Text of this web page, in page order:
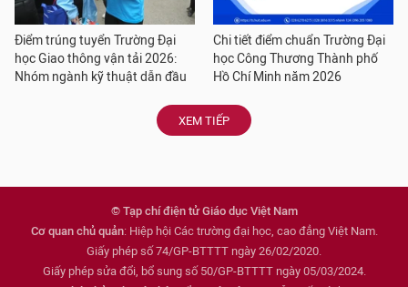
Điểm trúng tuyển Trường Đại
học Giao thông vận tải 2026:
Nhóm ngành kỹ thuật dẫn đầu
Chi tiết điểm chuẩn Trường Đại
học Công Thương Thành phố
Hồ Chí Minh năm 2026
XEM TIẾP
© Tạp chí điện tử Giáo dục Việt Nam
Cơ quan chủ quản: Hiệp hội Các trường đại học, cao đẳng Việt Nam.
Giấy phép số 74/GP-BTTTT ngày 26/02/2020.
Giấy phép sửa đổi, bổ sung số 50/GP-BTTTT ngày 05/03/2024.